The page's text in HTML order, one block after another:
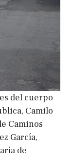
del cuerpo
Camilo
Caminos
García,
de